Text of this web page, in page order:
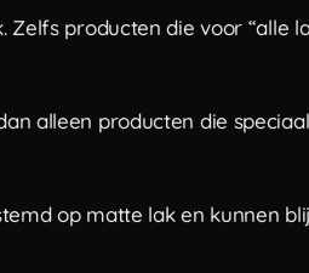
producten die voor “alle
alleen producten die
op matte lak en kunnen